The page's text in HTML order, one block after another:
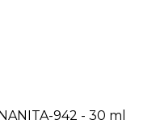
942 - 30 ml